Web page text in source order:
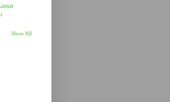
Show All